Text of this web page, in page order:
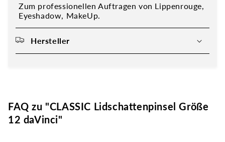
Zum professionellen Auftragen von Lippenrouge,
Eyeshadow, MakeUp.
Hersteller
FAQ zu "CLASSIC Lidschattenpinsel Größe
12 daVinci"